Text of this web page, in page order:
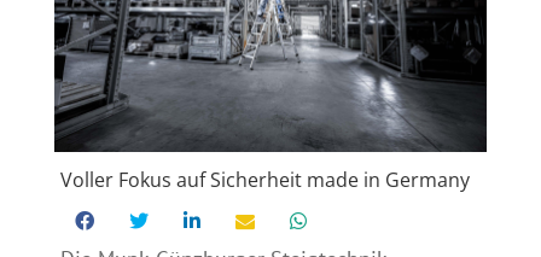
Voller Fokus auf Sicherheit made in Germany